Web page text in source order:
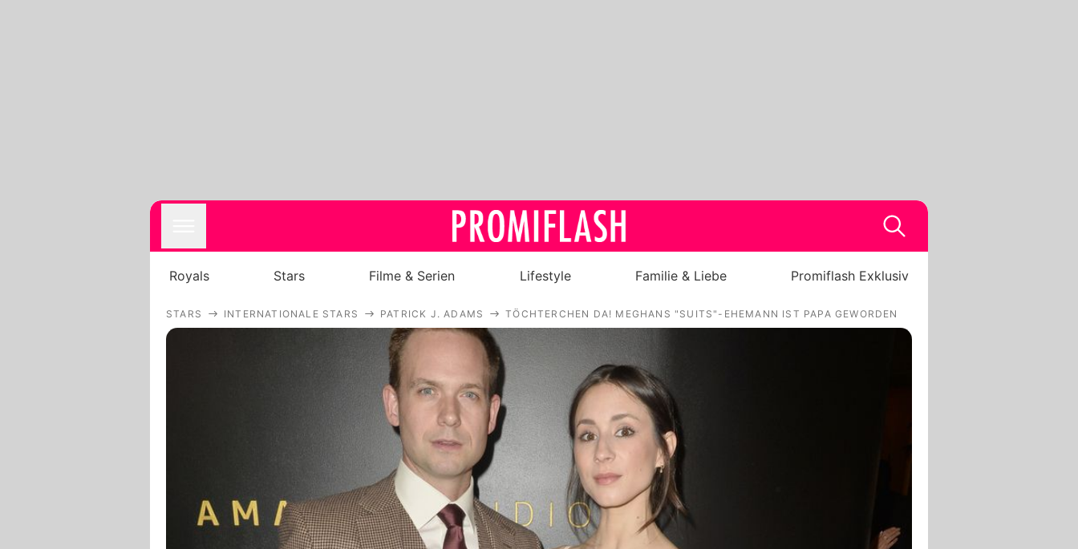
Royals
Stars
Filme & Serien
Lifestyle
Familie & Liebe
Promiflash Exklusiv
Alle Themen auf Promiflash
Royals Stars Filme & Serien Lifestyle Familie & Liebe Promiflash Exklusiv
STARS INTERNATIONALE STARS PATRICK J. ADAMS TÖCHTERCHEN DA! MEGHANS "SUITS"-EHEMANN IST PAPA GEWORDEN